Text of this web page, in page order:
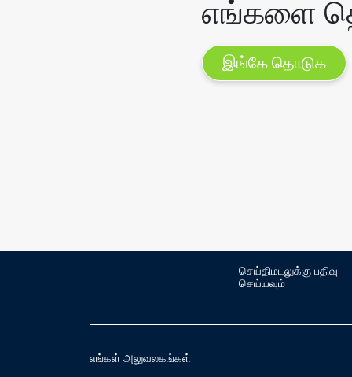
எங்களை
இங்கே தொடுக
செய்திமடலுக்கு பதிவு
செய்யவும்
எங்கள் அலுவலகங்கள்